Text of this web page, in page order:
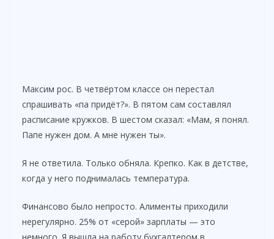
Максим рос. В четвёртом классе он перестал
спрашивать «па придёт?». В пятом сам составлял
расписание кружков. В шестом сказал: «Мам, я понял.
Папе нужен дом. А мне нужен ты».
Я не ответила. Только обняла. Крепко. Как в детстве,
когда у него поднималась температура.
Финансово было непросто. Алименты приходили
нерегулярно. 25% от «серой» зарплаты — это